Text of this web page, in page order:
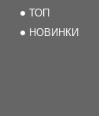
ТОП
НОВИНКИ